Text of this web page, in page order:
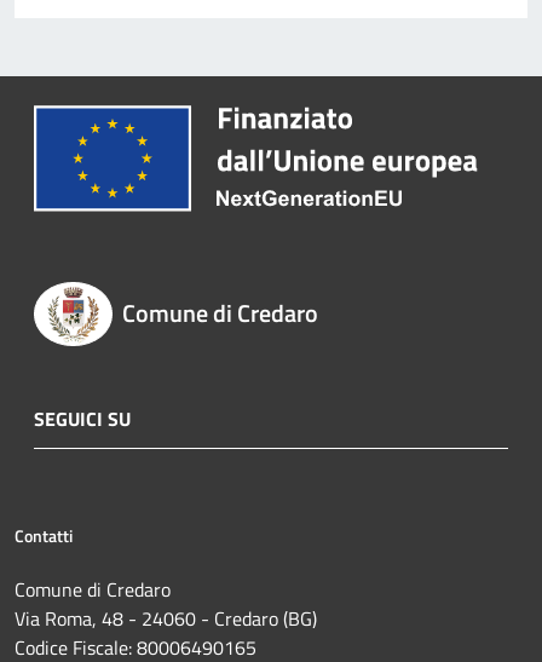
Comune di Credaro
SEGUICI SU
Contatti
Comune di Credaro
Via Roma, 48 - 24060 - Credaro (BG)
Codice Fiscale: 80006490165